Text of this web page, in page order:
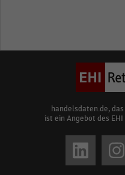
handelsdaten.de,
ist ein Angebot des